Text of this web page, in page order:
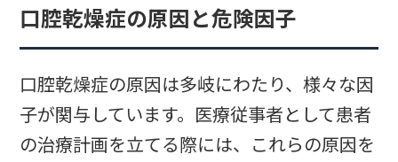
口腔乾燥症の原因と危険因子
口腔乾燥症の原因は多岐にわたり、様々な因
子が関与しています。医療従事者として患者
の治療計画を立てる際には、これらの原因を